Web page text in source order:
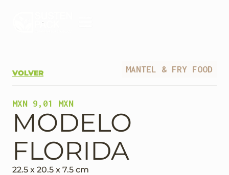
VOLVER MANTEL & FRY FOOD
MXN 9,01 MXN
MODELO
FLORIDA
22.5 x 20.5 x 7.5 cm